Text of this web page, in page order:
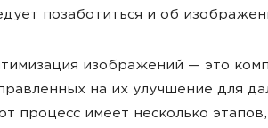
позаботиться и об
изображений — это
на их улучшение для
процесс имеет несколько